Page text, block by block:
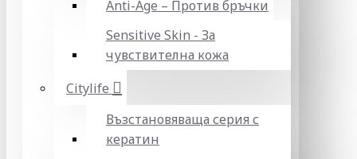
Anti-Age – Против бръчки
Sensitive Skin - За
чувствителна кожа
Citylife
Възстановяваща серия с
кератин